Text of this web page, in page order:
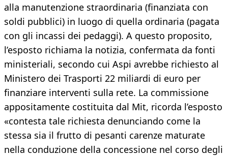
alla manutenzione straordinaria (finanziata con
soldi pubblici) in luogo di quella ordinaria (pagata
con gli incassi dei pedaggi). A questo proposito,
l’esposto richiama la notizia, confermata da fonti
ministeriali, secondo cui Aspi avrebbe richiesto al
Ministero dei Trasporti 22 miliardi di euro per
finanziare interventi sulla rete. La commissione
appositamente costituita dal Mit, ricorda l’esposto
«contesta tale richiesta denunciando come la
stessa sia il frutto di pesanti carenze maturate
nella conduzione della concessione nel corso degli